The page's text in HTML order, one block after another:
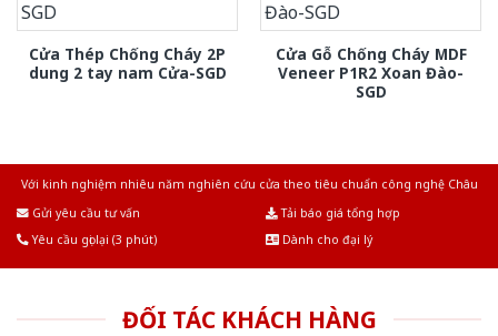
Cửa Thép Chống Cháy 2P
dung 2 tay nam Cửa-SGD
Cửa Gỗ Chống Cháy MDF
Veneer P1R2 Xoan Đào-
SGD
Với kinh nghiệm nhiêu năm nghiên cứu cửa theo tiêu chuẩn công nghệ Châu
Gửi yêu cầu tư vấn
Tải báo giá tổng hợp
Yêu cầu gọi lại (3 phút)
Dành cho đại lý
ĐỐI TÁC KHÁCH HÀNG